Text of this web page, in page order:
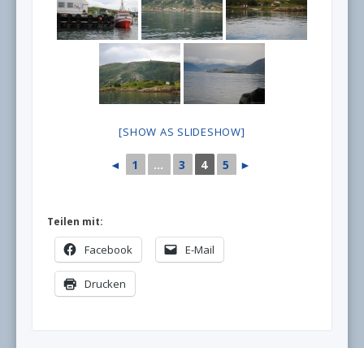
[SHOW AS SLIDESHOW]
◄ 1 ... 3 4 5 ►
Teilen mit:
Facebook E-Mail
Drucken